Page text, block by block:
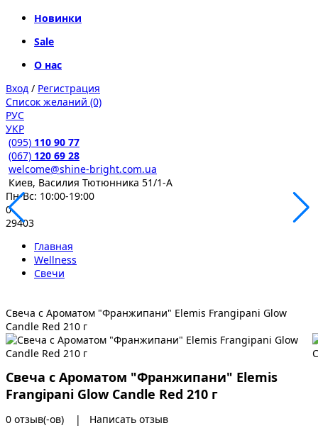
Новинки
Sale
О нас
Вход / Регистрация
Список желаний (0)
РУС
УКР
(095) 110 90 77
(067) 120 69 28
welcome@shine-bright.com.ua
Киев, Василия Тютюнника 51/1-А
Пн-Вс: 10:00-19:00
0
29403
Главная
Wellness
Свечи
Свеча с Ароматом "Франжипани" Elemis Frangipani Glow
Candle Red 210 г
Свеча с Ароматом "Франжипани" Elemis
Frangipani Glow Candle Red 210 г
0 отзыв(-ов) | Написать отзыв